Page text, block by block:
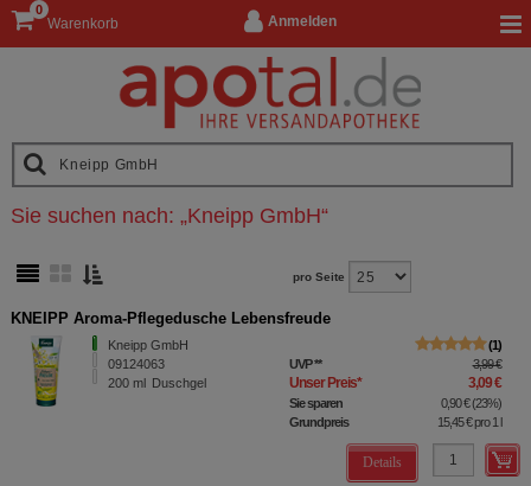
Anmelden
Warenkorb
0
Sie suchen nach: „Kneipp GmbH“
pro Seite
KNEIPP Aroma-Pflegedusche Lebensfreude
Kneipp GmbH
09124063
200 ml Duschgel
1
UVP** 3,99 €
Unser Preis* 3,09 €
Sie sparen 0,90 €(23%)
Grundpreis
15,45 €pro 1 l
Details